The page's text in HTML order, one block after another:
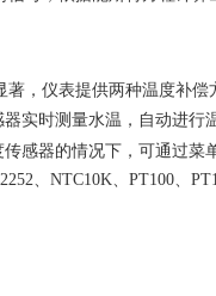
，仪表提供两种温度补偿
实时测量水温，自动进行
感器的情况下，可通过菜
、 NTC10K、 PT100、